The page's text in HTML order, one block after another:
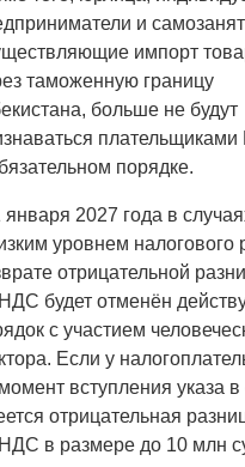
и
импорт
таможенную границу
больше не будут
порядке.
2027 года в
уровнем налогового
отрицательной
будет отменён
с участием
Если у
вступления указа в
отрицательная
в размере до 10 млн